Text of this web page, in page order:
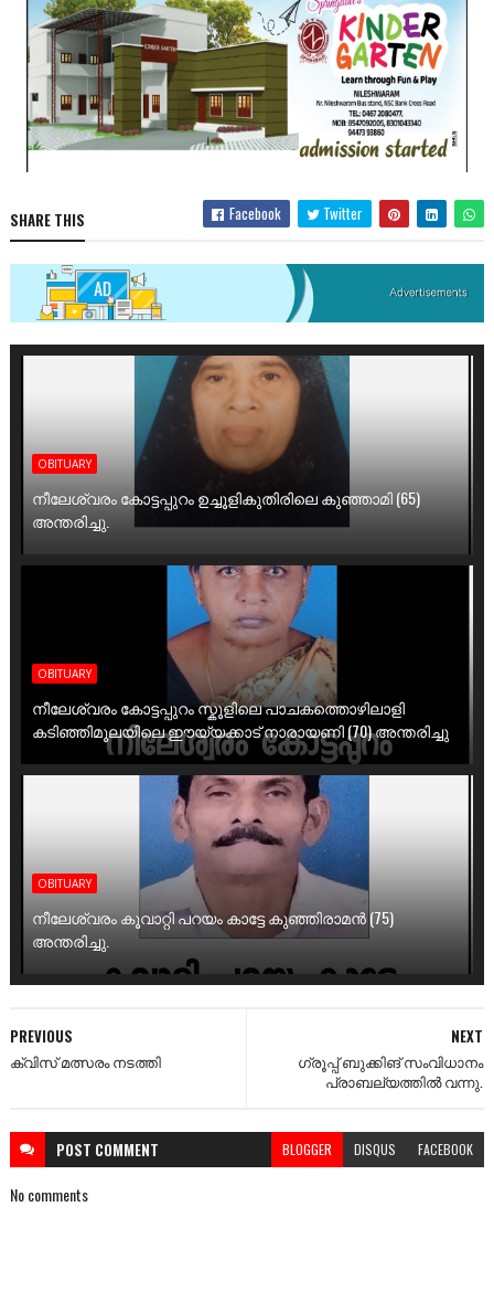
SHARE THIS Facebook Twitter
OBITUARY
നീലേശ്വരം കോട്ടപ്പുറം ഉച്ചൂളികുതിരിലെ കുഞ്ഞാമി (65)
അന്തരിച്ചു.
OBITUARY
നീലേശ്വരം കോട്ടപ്പുറം സ്കൂളിലെ പാചകത്തൊഴിലാളി
കടിഞ്ഞിമൂലയിലെ ഈയ്യക്കാട് നാരായണി (70) അന്തരിച്ചു
OBITUARY
നീലേശ്വരം കൂവാറ്റി പറയം കാട്ടേ കുഞ്ഞിരാമൻ (75)
അന്തരിച്ചു.
NEXT
ഗ്രൂപ്പ് ബുക്കിങ് സംവിധാനം
പ്രാബല്യത്തിൽ വന്നു.
PREVIOUS
ക്വിസ് മത്സരം നടത്തി
POST COMMENT BLOGGER DISQUS FACEBOOK
No comments